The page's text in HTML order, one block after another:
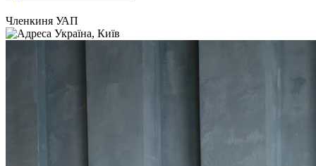
Членкиня УАП
Україна, Київ